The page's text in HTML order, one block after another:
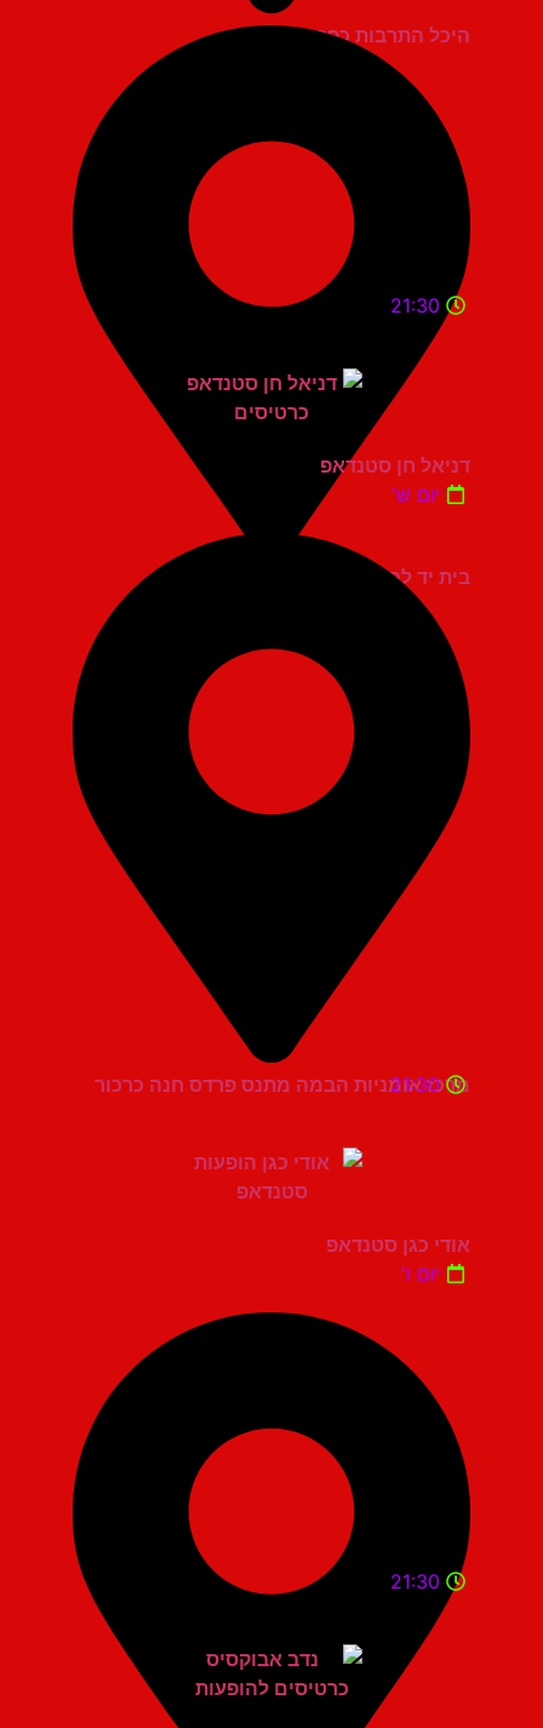
היכל התרבות כפר סבא
בית יד לבנים אשדוד
21:30
דניאל חן סטנדאפ
יום ש'
מרכז אומניות הבמה מתנס פרדס חנה כרכור
21:30
אודי כגן סטנדאפ
יום ו'
21:30